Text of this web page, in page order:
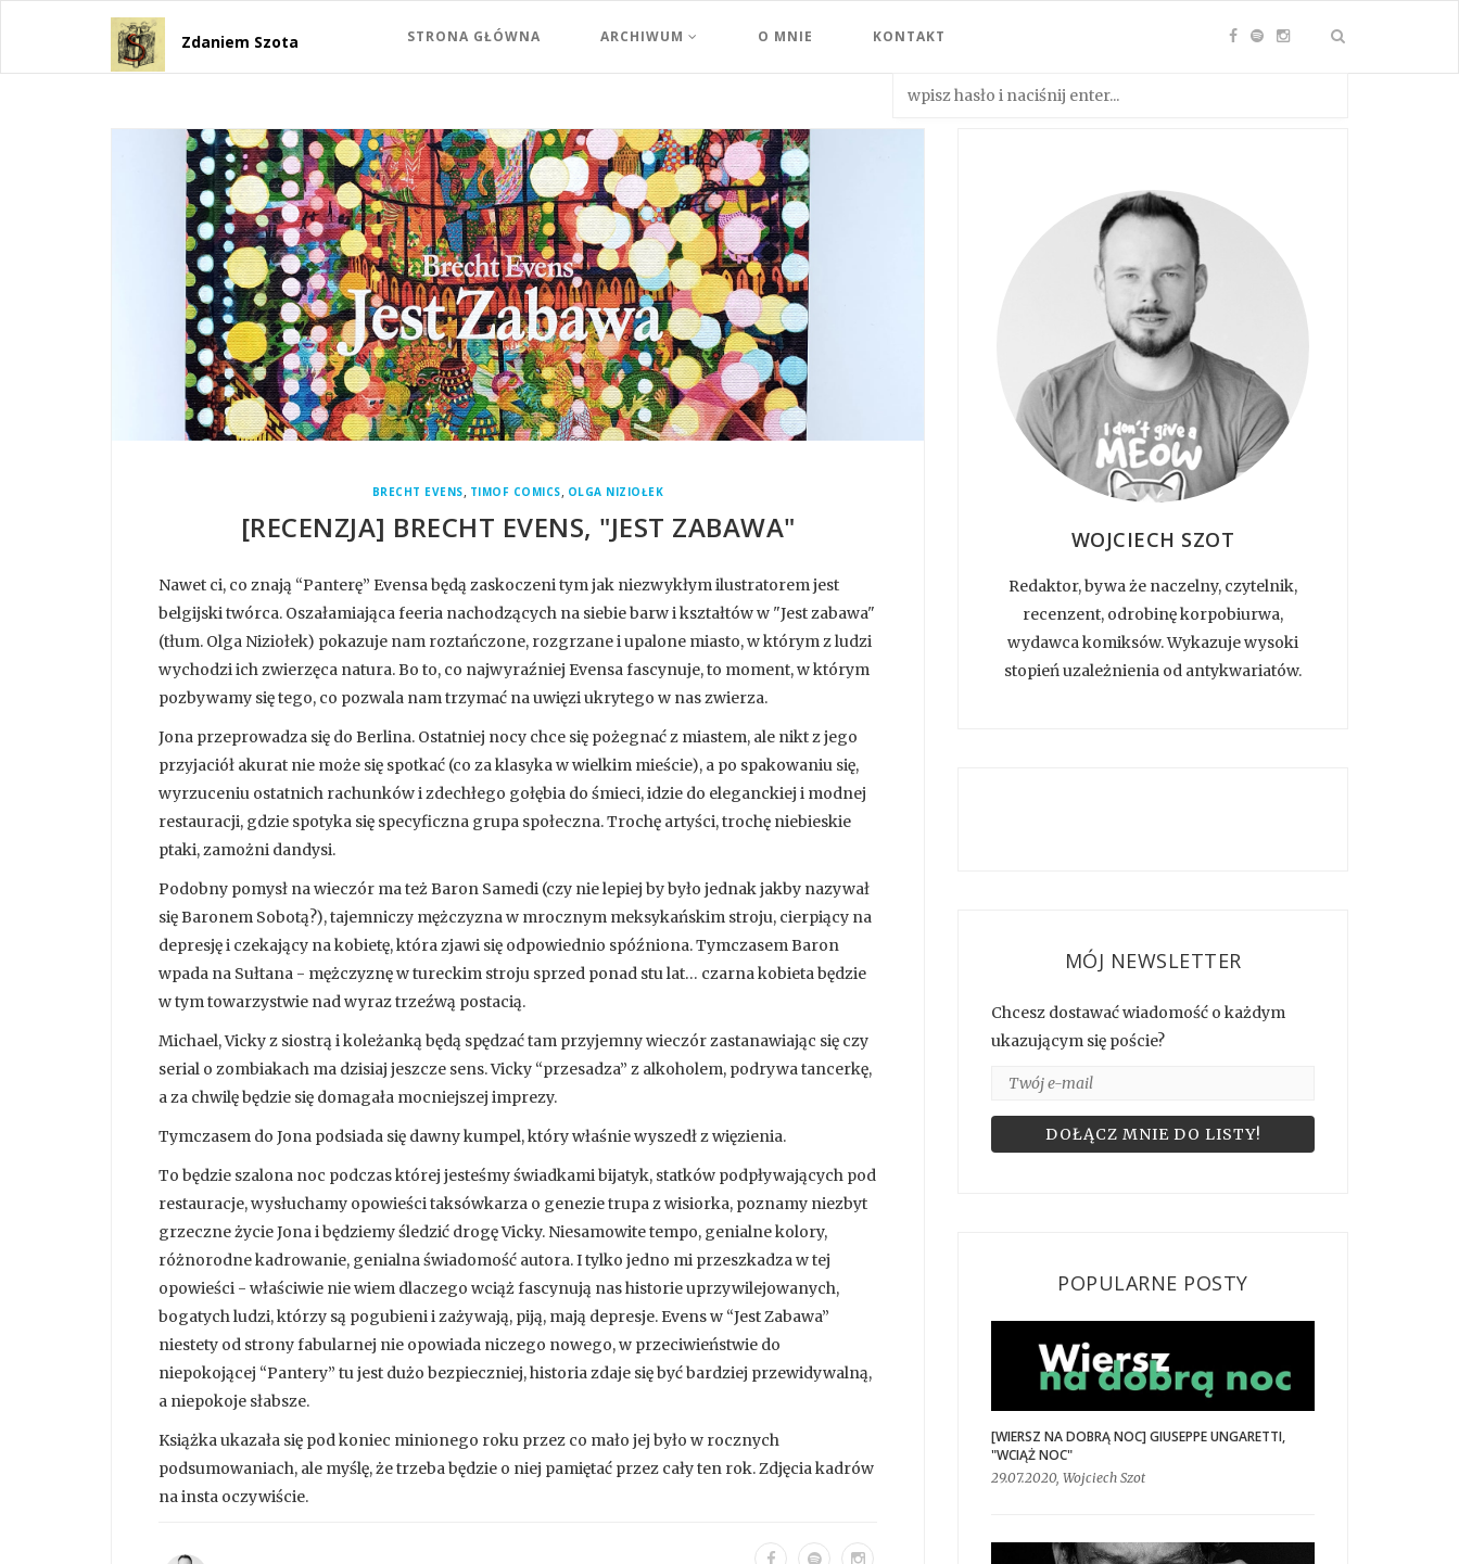
Zdaniem Szota STRONA GŁÓWNA ARCHIWUM O MNIE KONTAKT
BRECHT EVENS, TIMOF COMICS, OLGA NIZIOŁEK
[RECENZJA] BRECHT EVENS, "JEST ZABAWA"
Nawet ci, co znają “Panterę” Evensa będą zaskoczeni tym jak niezwykłym ilustratorem jest
belgijski twórca. Oszałamiająca feeria nachodzących na siebie barw i kształtów w "Jest zabawa"
(tłum. Olga Niziołek) pokazuje nam roztańczone, rozgrzane i upalone miasto, w którym z ludzi
wychodzi ich zwierzęca natura. Bo to, co najwyraźniej Evensa fascynuje, to moment, w którym
pozbywamy się tego, co pozwala nam trzymać na uwięzi ukrytego w nas zwierza.
Jona przeprowadza się do Berlina. Ostatniej nocy chce się pożegnać z miastem, ale nikt z jego
przyjaciół akurat nie może się spotkać (co za klasyka w wielkim mieście), a po spakowaniu się,
wyrzuceniu ostatnich rachunków i zdechłego gołębia do śmieci, idzie do eleganckiej i modnej
restauracji, gdzie spotyka się specyficzna grupa społeczna. Trochę artyści, trochę niebieskie
ptaki, zamożni dandysi.
Podobny pomysł na wieczór ma też Baron Samedi (czy nie lepiej by było jednak jakby nazywał
się Baronem Sobotą?), tajemniczy mężczyzna w mrocznym meksykańskim stroju, cierpiący na
depresję i czekający na kobietę, która zjawi się odpowiednio spóźniona. Tymczasem Baron
wpada na Sułtana - mężczyznę w tureckim stroju sprzed ponad stu lat… czarna kobieta będzie
w tym towarzystwie nad wyraz trzeźwą postacią.
Michael, Vicky z siostrą i koleżanką będą spędzać tam przyjemny wieczór zastanawiając się czy
serial o zombiakach ma dzisiaj jeszcze sens. Vicky “przesadza” z alkoholem, podrywa tancerkę,
a za chwilę będzie się domagała mocniejszej imprezy.
Tymczasem do Jona podsiada się dawny kumpel, który właśnie wyszedł z więzienia.
To będzie szalona noc podczas której jesteśmy świadkami bijatyk, statków podpływających pod
restauracje, wysłuchamy opowieści taksówkarza o genezie trupa z wisiorka, poznamy niezbyt
grzeczne życie Jona i będziemy śledzić drogę Vicky. Niesamowite tempo, genialne kolory,
różnorodne kadrowanie, genialna świadomość autora. I tylko jedno mi przeszkadza w tej
opowieści - właściwie nie wiem dlaczego wciąż fascynują nas historie uprzywilejowanych,
bogatych ludzi, którzy są pogubieni i zażywają, piją, mają depresje. Evens w “Jest Zabawa”
niestety od strony fabularnej nie opowiada niczego nowego, w przeciwieństwie do
niepokojącej “Pantery” tu jest dużo bezpieczniej, historia zdaje się być bardziej przewidywalną,
a niepokoje słabsze.
Książka ukazała się pod koniec minionego roku przez co mało jej było w rocznych
podsumowaniach, ale myślę, że trzeba będzie o niej pamiętać przez cały ten rok. Zdjęcia kadrów
na insta oczywiście.
WOJCIECH SZOT
Redaktor, bywa że naczelny, czytelnik,
recenzent, odrobinę korpobiurwa,
wydawca komiksów. Wykazuje wysoki
stopień uzależnienia od antykwariatów.
MÓJ NEWSLETTER
Chcesz dostawać wiadomość o każdym
ukazującym się poście?
POPULARNE POSTY
[WIERSZ NA DOBRĄ NOC] GIUSEPPE UNGARETTI,
"WCIĄŻ NOC"
29.07.2020, Wojciech Szot